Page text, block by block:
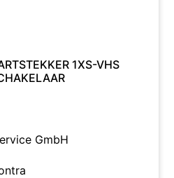
1XS-VHS
GmbH